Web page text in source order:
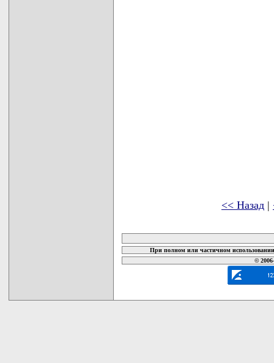
<< Назад |
При полном или частичном
©